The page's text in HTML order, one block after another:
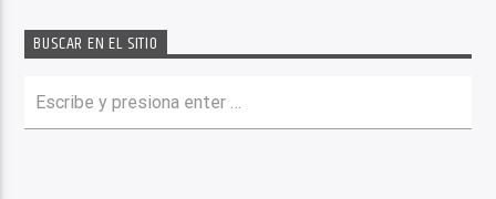
BUSCAR EN EL SITIO